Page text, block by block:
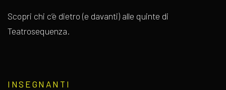
Scopri chi c’è dietro (e davanti) alle quinte di
Teatrosequenza.
INSEGNANTI